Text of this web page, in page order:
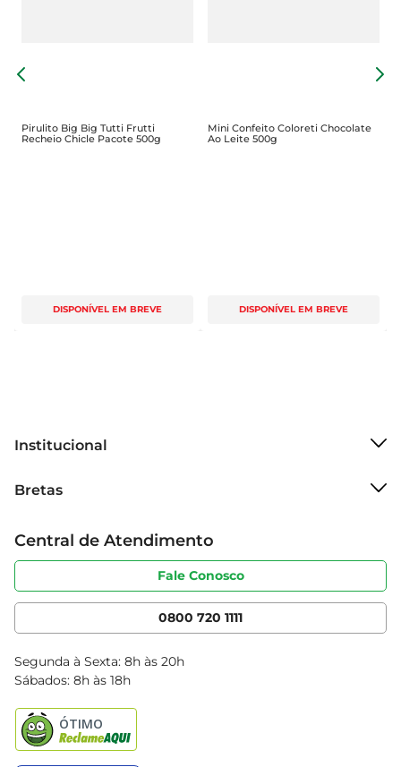
Pirulito Big Big Tutti Frutti
Recheio Chicle Pacote 500g
DISPONÍVEL EM BREVE
Mini Confeito Coloreti Chocolate
Ao Leite 500g
DISPONÍVEL EM BREVE
Institucional
Grupo Cencosud
Sobre privacidade
Portal do fornecedor
Cencosud Media
Bretas
Produtos Bretas
Código de ética
Serviços
Clube Bretas
Blog Bretas
Black Friday
Central de Atendimento
Fale Conosco
0800 720 1111
Segunda à Sexta: 8h às 20h
Sábados: 8h às 18h